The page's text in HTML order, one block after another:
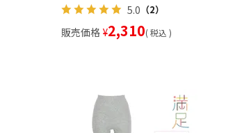
5.0 （2）
販売価格 ¥2,310 税込